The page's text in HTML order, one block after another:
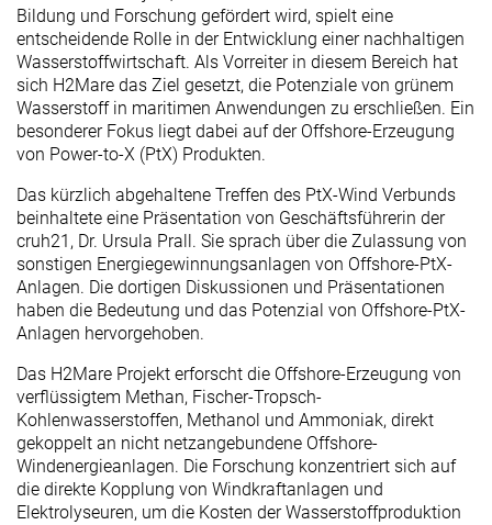
Bildung und Forschung gefördert wird, spielt eine
entscheidende Rolle in der Entwicklung einer nachhaltigen
Wasserstoffwirtschaft. Als Vorreiter in diesem Bereich hat
sich H2Mare das Ziel gesetzt, die Potenziale von grünem
Wasserstoff in maritimen Anwendungen zu erschließen. Ein
besonderer Fokus liegt dabei auf der Offshore-Erzeugung
von Power-to-X (PtX) Produkten.
Das kürzlich abgehaltene Treffen des PtX-Wind Verbunds
beinhaltete eine Präsentation von Geschäftsführerin der
cruh21, Dr. Ursula Prall. Sie sprach über die Zulassung von
sonstigen Energiegewinnungsanlagen von Offshore-PtX-
Anlagen. Die dortigen Diskussionen und Präsentationen
haben die Bedeutung und das Potenzial von Offshore-PtX-
Anlagen hervorgehoben.
Das H2Mare Projekt erforscht die Offshore-Erzeugung von
verflüssigtem Methan, Fischer-Tropsch-
Kohlenwasserstoffen, Methanol und Ammoniak, direkt
gekoppelt an nicht netzangebundene Offshore-
Windenergieanlagen. Die Forschung konzentriert sich auf
die direkte Kopplung von Windkraftanlagen und
Elektrolyseuren, um die Kosten der Wasserstoffproduktion